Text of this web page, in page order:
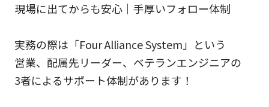
現場に出てからも安心｜手厚いフォロー体制
実務の際は「Four Alliance System」という
営業、配属先リーダー、ベテランエンジニアの
3者によるサポート体制があります！